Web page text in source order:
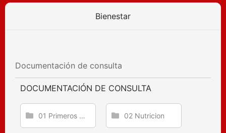
Bienestar
Documentación de consulta
DOCUMENTACIÓN DE CONSULTA
01 Primeros Auxilios 02 Nutricion